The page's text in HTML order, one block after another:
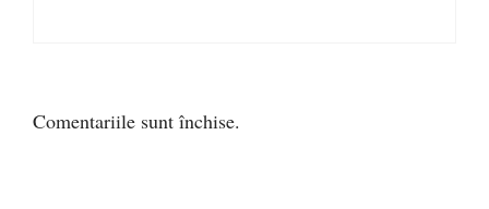
Comentariile sunt închise.